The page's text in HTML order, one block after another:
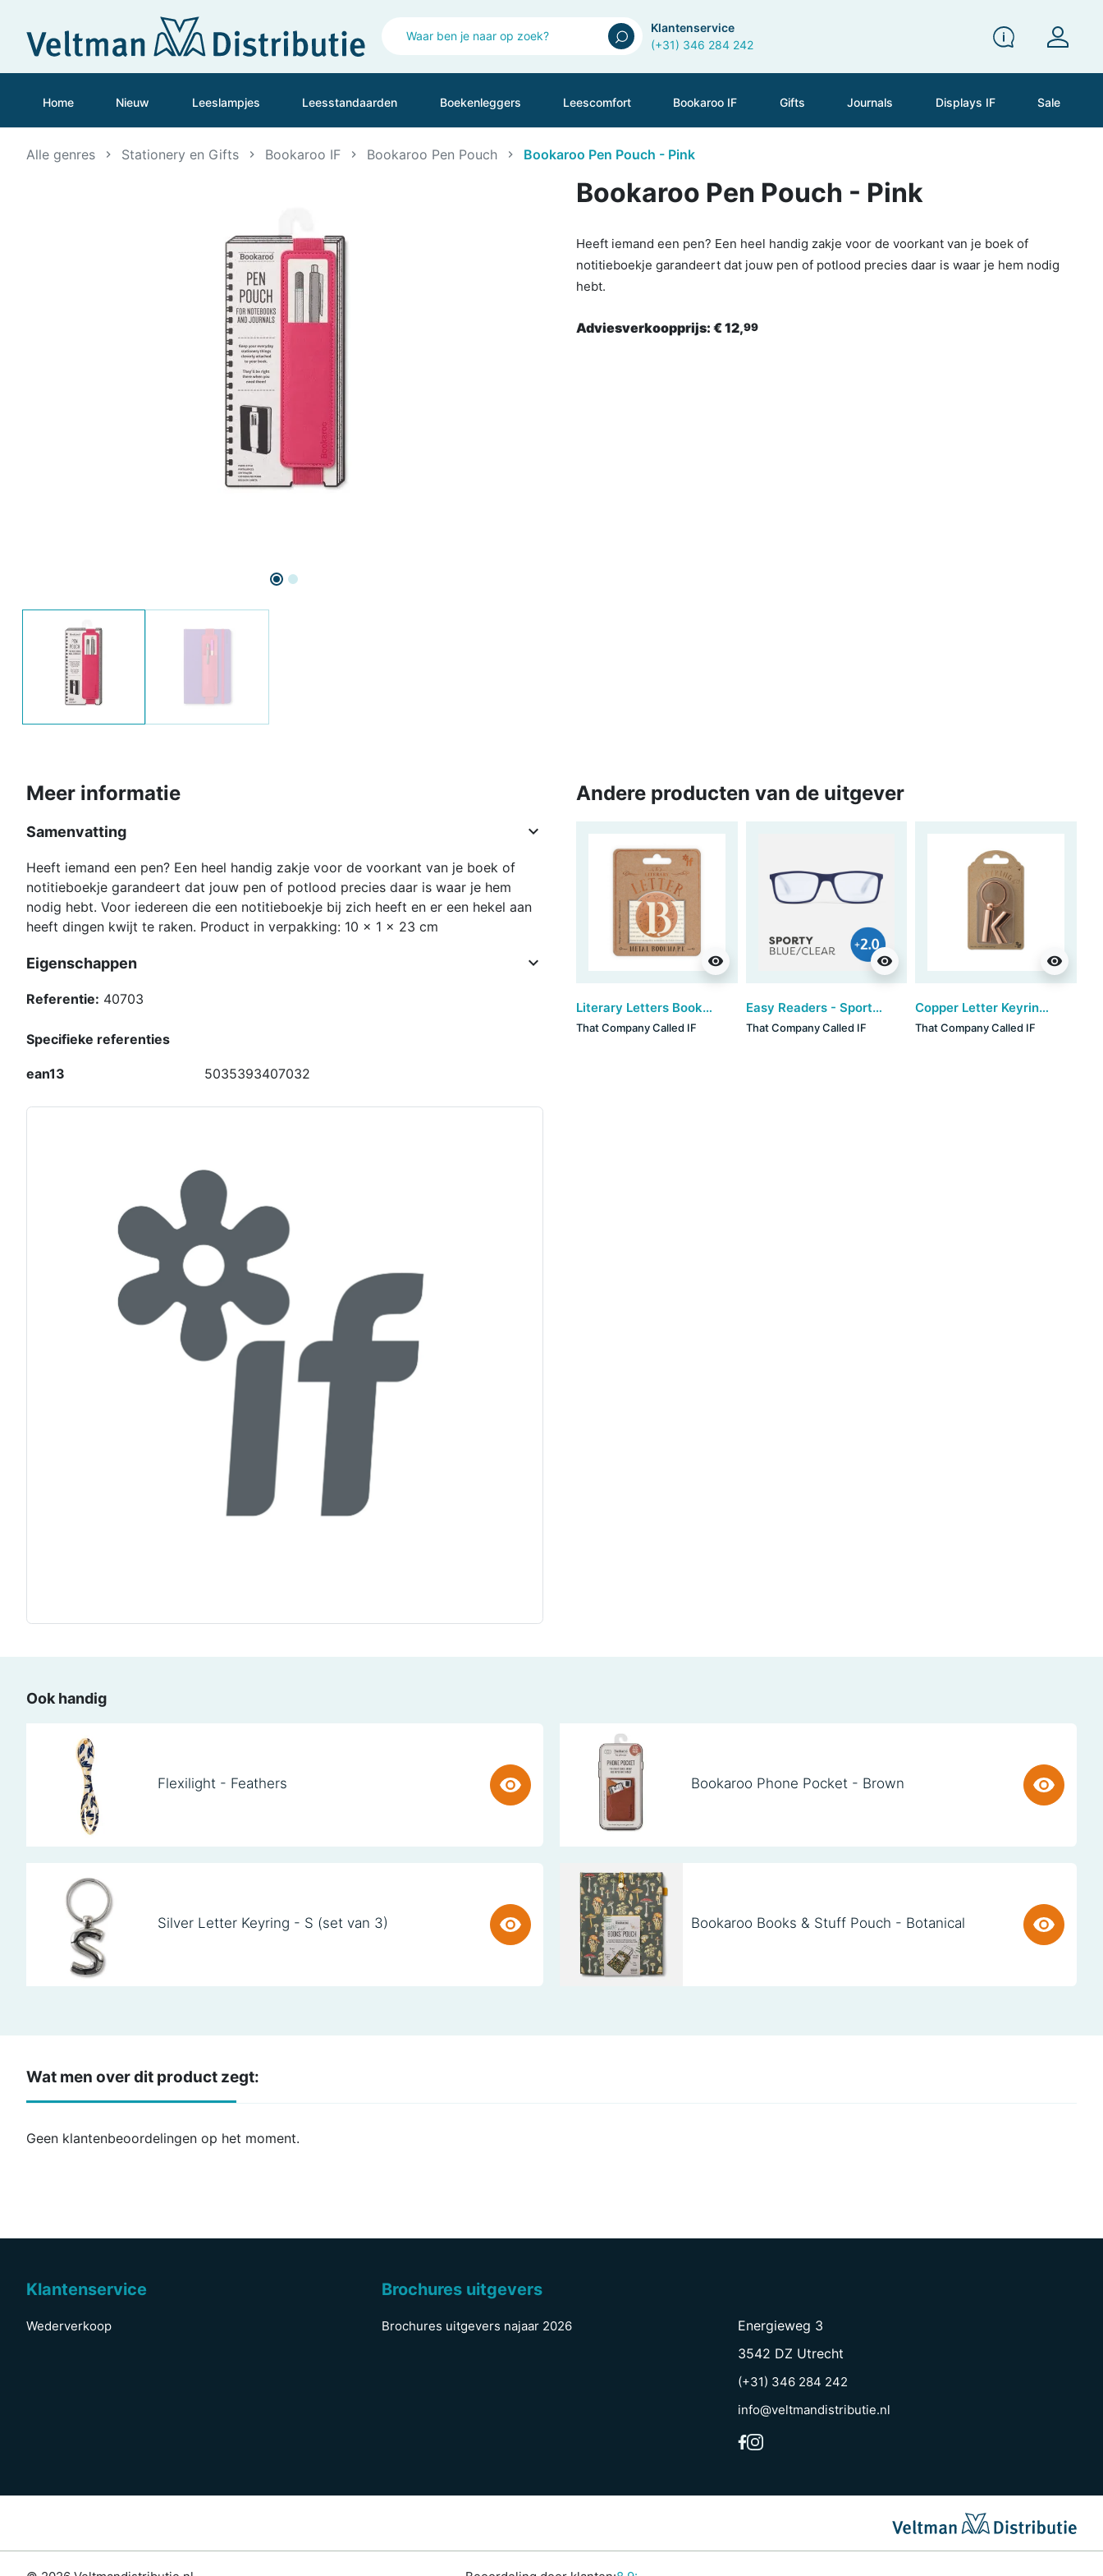
Klantenservice
(+31) 346 284 242
Home Nieuw Leeslampjes Leesstandaarden Boekenleggers Leescomfort Bookaroo IF Gifts Journals Displays IF Sale
Alle genres Stationery en Gifts Bookaroo IF Bookaroo Pen Pouch Bookaroo Pen Pouch - Pink
Bookaroo Pen Pouch - Pink
Heeft iemand een pen? Een heel handig zakje voor de voorkant van je boek of
notitieboekje garandeert dat jouw pen of potlood precies daar is waar je hem nodig
hebt.
Adviesverkoopprijs: € 12,99
Meer informatie
Samenvatting 
Heeft iemand een pen? Een heel handig zakje voor de voorkant van je boek of
notitieboekje garandeert dat jouw pen of potlood precies daar is waar je hem
nodig hebt. Voor iedereen die een notitieboekje bij zich heeft en er een hekel aan
heeft dingen kwijt te raken. Product in verpakking: 10 x 1 x 23 cm
Eigenschappen 
Referentie: 40703
Specifieke referenties
ean13 5035393407032
Andere producten van de uitgever
visibility
Literary Letters Bookmark - B (set van 3)
That Company Called IF
visibility
Easy Readers - Sporty Blue/Clear (+2)
That Company Called IF
visibility
Copper Letter Keyring - K (set van 3)
That Company Called IF
Ook handig
Flexilight - Feathers Bookaroo Phone Pocket - Brown
Silver Letter Keyring - S (set van 3) Bookaroo Books & Stuff Pouch - Botanical
Wat men over dit product zegt:
Geen klantenbeoordelingen op het moment.
Klantenservice
Wederverkoop
Brochures uitgevers
Brochures uitgevers najaar 2026
Energieweg 3
3542 DZ Utrecht
(+31) 346 284 242
info@veltmandistributie.nl